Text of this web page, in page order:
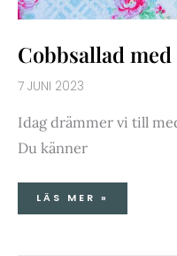
Cobbsallad
7 JUNI 2023
Idag drämmer vi till
Du känner
LÄS MER »